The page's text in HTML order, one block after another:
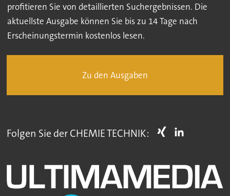
profitieren Sie von detaillierten Suchergebnissen. Die
aktuellste Ausgabe können Sie bis zu 14 Tage nach
Erscheinungstermin kostenlos lesen.
Zu den Ausgaben
Folgen Sie der CHEMIE TECHNIK: